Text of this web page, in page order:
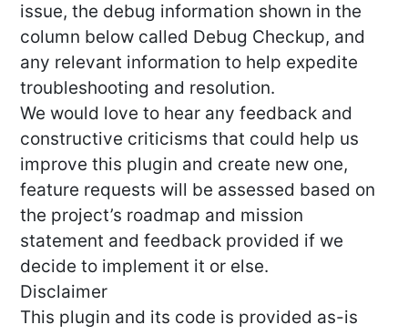
issue, the debug information shown in the
column below called Debug Checkup, and
any relevant information to help expedite
troubleshooting and resolution.
We would love to hear any feedback and
constructive criticisms that could help us
improve this plugin and create new one,
feature requests will be assessed based on
the project’s roadmap and mission
statement and feedback provided if we
decide to implement it or else.
Disclaimer
This plugin and its code is provided as-is